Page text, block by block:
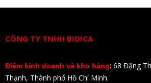
CÔNG TY TNHH BIDICA
Điểm kinh doanh và kho hàng: 68 Đặng
Thạnh, Thành phố Hồ Chí Minh.